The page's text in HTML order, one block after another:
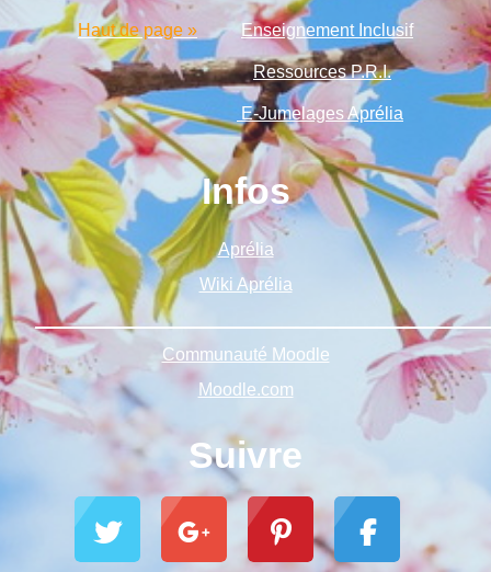
Haut de page » Enseignement Inclusif
Ressources P.R.I.
E-Jumelages Aprélia
Infos
Aprélia
Wiki Aprélia
Communauté Moodle
Moodle.com
Suivre